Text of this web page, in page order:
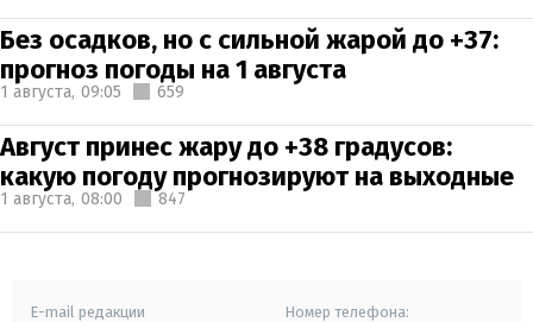
Без осадков, но с сильной жарой до +37:
прогноз погоды на 1 августа
1 августа, 09:05 659
Август принес жару до +38 градусов:
какую погоду прогнозируют на выходные
1 августа, 08:00 847
E-mail редакции Номер телефона: